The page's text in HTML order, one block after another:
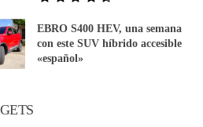
EBRO S400 HEV, una semana
con este SUV híbrido accesible
«español»